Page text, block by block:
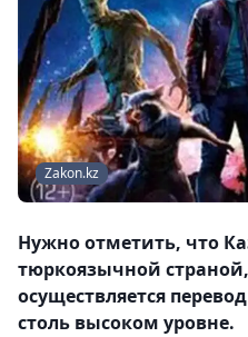
Zakon.kz
Нужно отметить, что
тюркоязычной
осуществляется
столь высоком уровне.